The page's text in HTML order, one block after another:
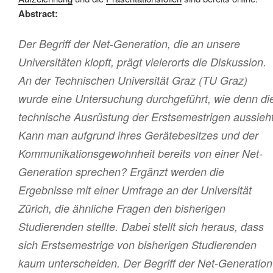
Abstract:
Der Begriff der Net-Generation, die an unsere
Universitäten klopft, prägt vielerorts die Diskussion.
An der Technischen Universität Graz (TU Graz)
wurde eine Untersuchung durchgeführt, wie denn
technische Ausrüstung der Erstsemestrigen
Kann man aufgrund ihres Gerätebesitzes und der
Kommunikationsgewohnheit bereits von einer Net-
Generation sprechen? Ergänzt werden die
Ergebnisse mit einer Umfrage an der Universität
Zürich, die ähnliche Fragen den bisherigen
Studierenden stellte. Dabei stellt sich heraus, dass
sich Erstsemestrige von bisherigen Studierenden
kaum unterscheiden. Der Begriff der Net-Generation